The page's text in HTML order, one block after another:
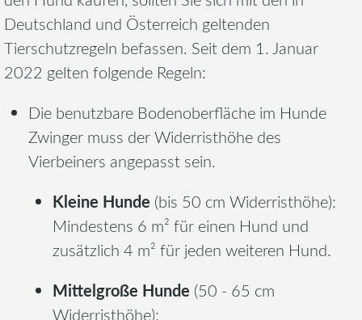
Deutschland und Österreich geltenden
Tierschutzregeln befassen. Seit dem 1. Januar
2022 gelten folgende Regeln:
Die benutzbare Bodenoberfläche im Hunde
Zwinger muss der Widerristhöhe des
Vierbeiners angepasst sein.
Kleine Hunde (bis 50 cm Widerristhöhe):
Mindestens 6 m² für einen Hund und
zusätzlich 4 m² für jeden weiteren Hund.
Mittelgroße Hunde (50 - 65 cm
Widerristhöhe):